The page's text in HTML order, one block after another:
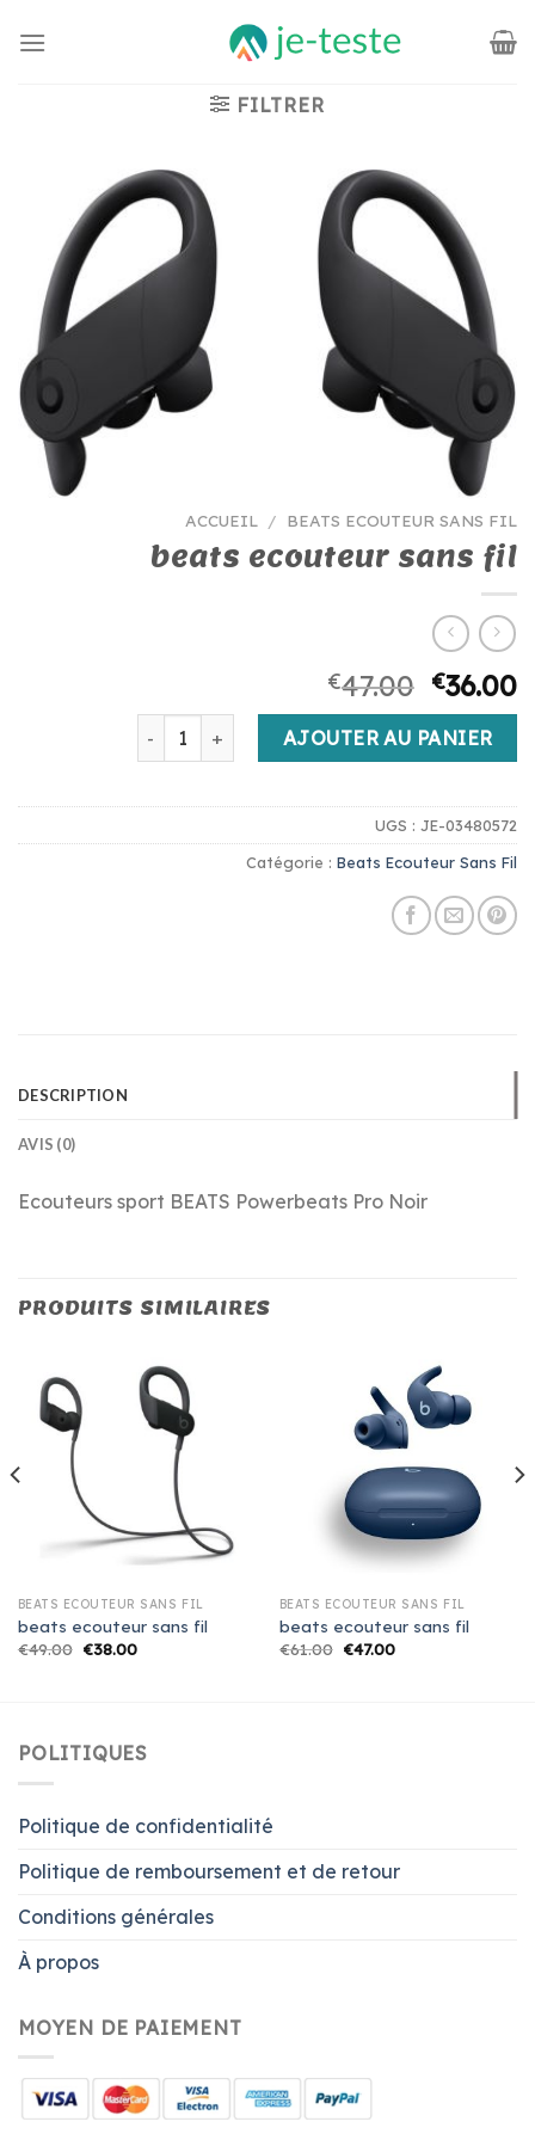
au
FILTRER
ACCUEIL / BEATS ECOUTEUR SANS FIL
beats ecouteur sans fil
€47.00 €36.00
quantité de beats ecouteur sans fil
AJOUTER AU PANIER
UGS : JE-03480572
Catégorie : Beats Ecouteur Sans Fil
DESCRIPTION
AVIS (0)
Ecouteurs sport BEATS Powerbeats Pro Noir
PRODUITS SIMILAIRES
BEATS ECOUTEUR SANS FIL
beats ecouteur sans fil
€49.00 €38.00
BEATS ECOUTEUR SANS FIL
beats ecouteur sans fil
€61.00 €47.00
POLITIQUES
Politique de confidentialité
Politique de remboursement et de retour
Conditions générales
À propos
MOYEN DE PAIEMENT